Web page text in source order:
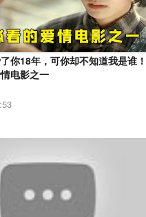
了你18年，可你却不知道我是谁！
电影之一